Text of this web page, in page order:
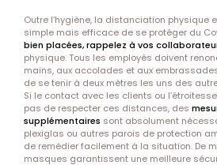
Outre l’hygiène, la distanciation physique
simple mais efficace de se protéger du
bien placées, rappelez à vos
physique. Tous les employés doivent
mains, aux accolades et aux
de se tenir à deux mètres les uns des
Si le contact avec les clients ou
pas de respecter ces distances, des
supplémentaires sont absolument
plexiglas ou autres parois de protection
de remédier facilement à la situation. De
masques garantissent une meilleure